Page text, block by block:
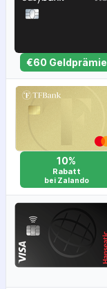
€60 Geldprämie
10%
Rabatt
bei Zalando